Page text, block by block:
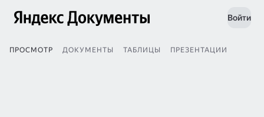
Войти
ПРОСМОТР ДОКУМЕНТЫ ТАБЛИЦЫ ПРЕЗЕНТАЦИИ